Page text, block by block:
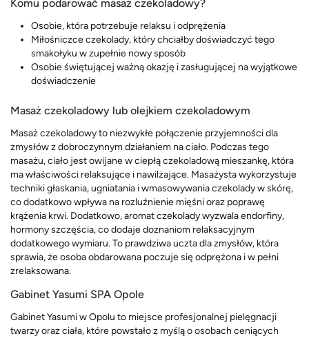
Komu podarować masaż czekoladowy?
Osobie, która potrzebuje relaksu i odprężenia
Miłośniczce czekolady, który chciałby doświadczyć tego
smakołyku w zupełnie nowy sposób
Osobie świętującej ważną okazję i zasługującej na wyjątkowe
doświadczenie
Masaż czekoladowy lub olejkiem czekoladowym
Masaż czekoladowy to niezwykłe połączenie przyjemności dla
zmysłów z dobroczynnym działaniem na ciało. Podczas tego
masażu, ciało jest owijane w ciepłą czekoladową mieszankę, która
ma właściwości relaksujące i nawilżające. Masażysta wykorzystuje
techniki głaskania, ugniatania i wmasowywania czekolady w skórę,
co dodatkowo wpływa na rozluźnienie mięśni oraz poprawę
krążenia krwi. Dodatkowo, aromat czekolady wyzwala endorfiny,
hormony szczęścia, co dodaje doznaniom relaksacyjnym
dodatkowego wymiaru. To prawdziwa uczta dla zmysłów, która
sprawia, że osoba obdarowana poczuje się odprężona i w pełni
zrelaksowana.
Gabinet Yasumi SPA Opole
Gabinet Yasumi w Opolu to miejsce profesjonalnej pielęgnacji
twarzy oraz ciała, które powstało z myślą o osobach ceniących